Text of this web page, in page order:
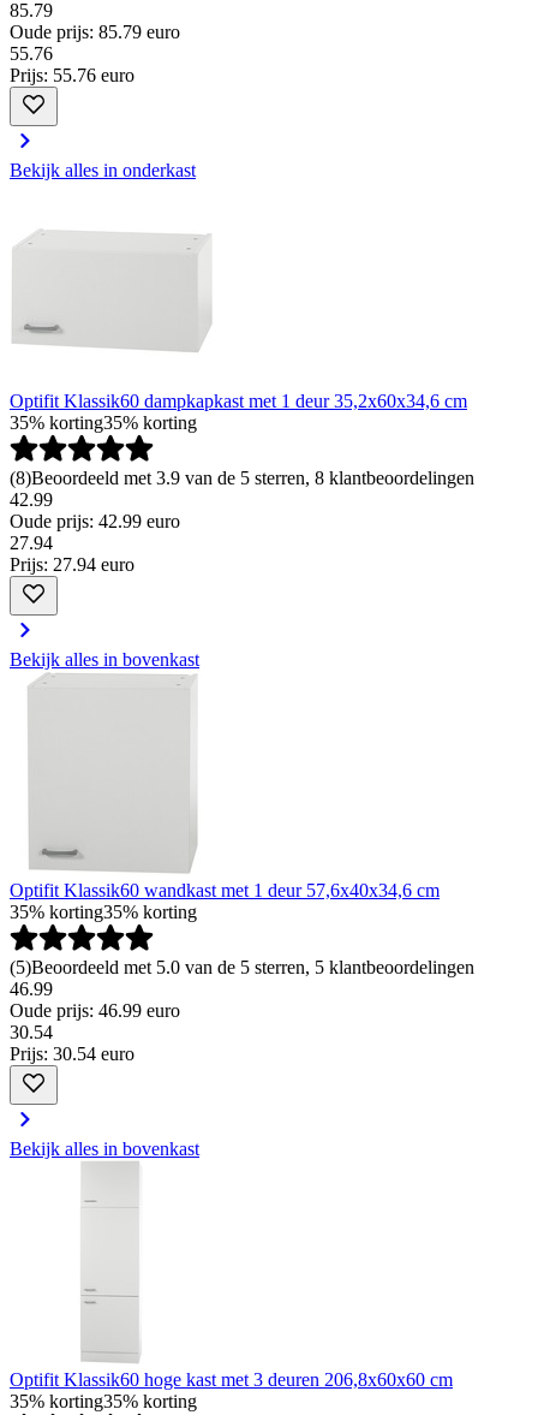
85.79
Oude prijs: 85.79 euro
55.76
Prijs: 55.76 euro
Bekijk alles in onderkast
Optifit Klassik60 dampkapkast met 1 deur 35,2x60x34,6 cm
35% korting35% korting
(8)Beoordeeld met 3.9 van de 5 sterren, 8 klantbeoordelingen
42.99
Oude prijs: 42.99 euro
27.94
Prijs: 27.94 euro
Bekijk alles in bovenkast
Optifit Klassik60 wandkast met 1 deur 57,6x40x34,6 cm
35% korting35% korting
(5)Beoordeeld met 5.0 van de 5 sterren, 5 klantbeoordelingen
46.99
Oude prijs: 46.99 euro
30.54
Prijs: 30.54 euro
Bekijk alles in bovenkast
Optifit Klassik60 hoge kast met 3 deuren 206,8x60x60 cm
35% korting35% korting